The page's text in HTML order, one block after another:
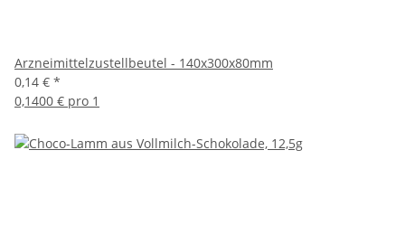
Arzneimittelzustellbeutel - 140x300x80mm
0,14 € *
0,1400 € pro 1